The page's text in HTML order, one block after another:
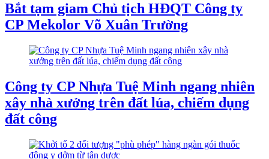
Bắt tạm giam Chủ tịch HĐQT Công ty
CP Mekolor Võ Xuân Trường
Công ty CP Nhựa Tuệ Minh ngang nhiên
xây nhà xưởng trên đất lúa, chiếm dụng
đất công